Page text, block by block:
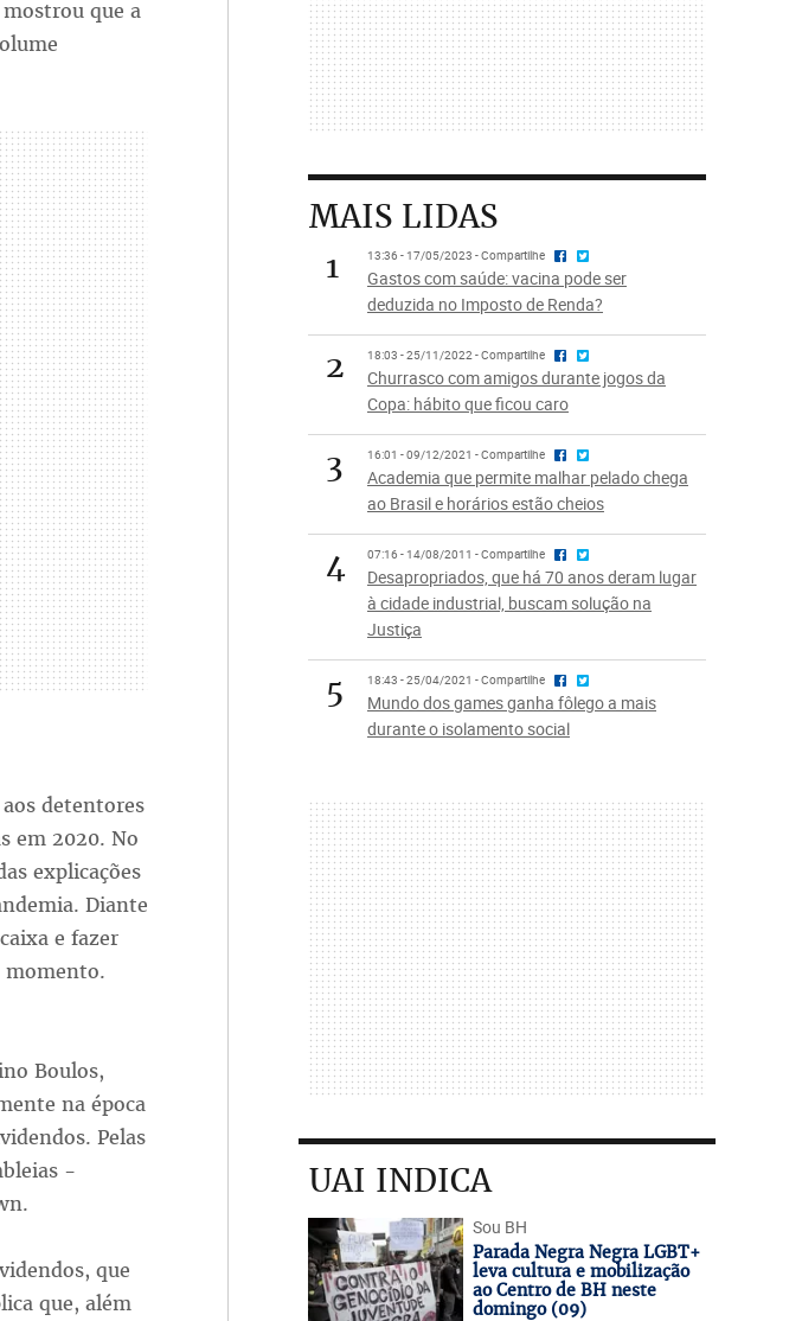
que a
detentores
em 2020. No
explicações
Diante
e fazer
momento.
Boulos,
na época
Pelas
-
que
que, além
MAIS LIDAS
1
13:36 - 17/05/2023 - Compartilhe
Gastos com saúde: vacina pode ser
deduzida no Imposto de Renda?
2 18:03 - 25/11/2022 - Compartilhe
Churrasco com amigos durante jogos da
Copa: hábito que ficou caro
3 16:01 - 09/12/2021 - Compartilhe
Academia que permite malhar pelado chega
ao Brasil e horários estão cheios
4 07:16 - 14/08/2011 - Compartilhe
Desapropriados, que há 70 anos deram lugar
à cidade industrial, buscam solução na
Justiça
5 18:43 - 25/04/2021 - Compartilhe
Mundo dos games ganha fôlego a mais
durante o isolamento social
UAI INDICA
Sou BH
Parada Negra Negra LGBT+
leva cultura e mobilização
ao Centro de BH neste
domingo (09)